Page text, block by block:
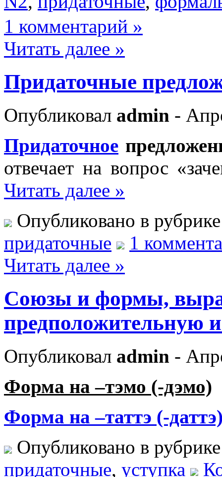
1 комментарий »
Читать далее »
Придаточные
Опубликовал admin -
Придаточное
отвечает на вопрос
Читать далее »
Опубликовано в
придаточные
1
Читать далее »
Союзы и формы,
предположительную
Опубликовал admin -
Форма на –тэмо (-дэмо)
Форма на –таттэ (-
Опубликовано в
придаточные, уступка